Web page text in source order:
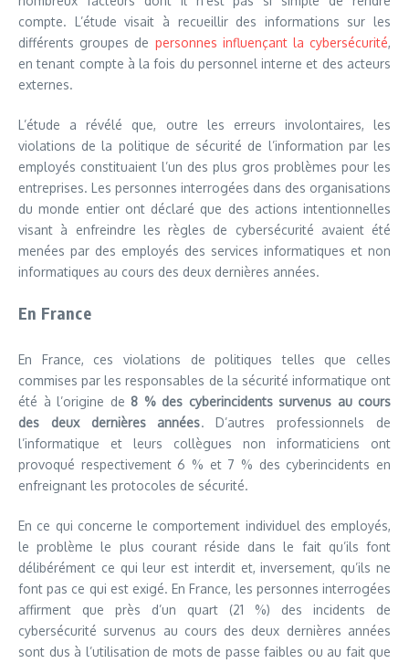
compte. L’étude visait à recueillir des informations sur les
différents groupes de personnes influençant la cybersécurité,
en tenant compte à la fois du personnel interne et des acteurs
externes.
L’étude a révélé que, outre les erreurs involontaires, les
violations de la politique de sécurité de l’information par les
employés constituaient l’un des plus gros problèmes pour les
entreprises. Les personnes interrogées dans des organisations
du monde entier ont déclaré que des actions intentionnelles
visant à enfreindre les règles de cybersécurité avaient été
menées par des employés des services informatiques et non
informatiques au cours des deux dernières années.
En France
En France, ces violations de politiques telles que celles
commises par les responsables de la sécurité informatique ont
été à l’origine de 8 % des cyberincidents survenus au cours
des deux dernières années. D’autres professionnels de
l’informatique et leurs collègues non informaticiens ont
provoqué respectivement 6 % et 7 % des cyberincidents en
enfreignant les protocoles de sécurité.
En ce qui concerne le comportement individuel des employés,
le problème le plus courant réside dans le fait qu’ils font
délibérément ce qui leur est interdit et, inversement, qu’ils ne
font pas ce qui est exigé. En France, les personnes interrogées
affirment que près d’un quart (21 %) des incidents de
cybersécurité survenus au cours des deux dernières années
sont dus à l’utilisation de mots de passe faibles ou au fait que